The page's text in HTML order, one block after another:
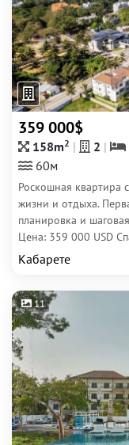
359 000$
158m2 2
60м
Роскошная квартира
жизни и отдыха.
планировка и
Цена: 359 000 USD
Кабарете
11